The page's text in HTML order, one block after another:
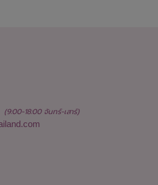
(9:00-18:00 จันทร์-เสาร์)